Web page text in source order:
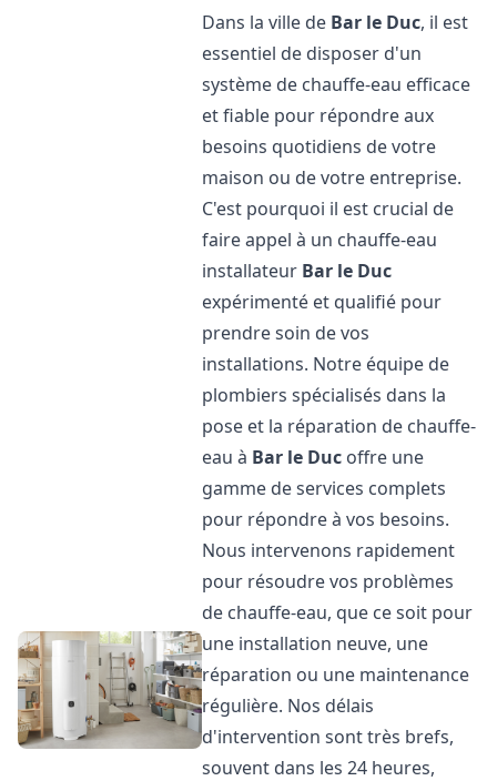
Dans la ville de Bar le Duc, il est
essentiel de disposer d'un
système de chauffe-eau efficace
et fiable pour répondre aux
besoins quotidiens de votre
maison ou de votre entreprise.
C'est pourquoi il est crucial de
faire appel à un chauffe-eau
installateur Bar le Duc
expérimenté et qualifié pour
prendre soin de vos
installations. Notre équipe de
plombiers spécialisés dans la
pose et la réparation de chauffe-
eau à Bar le Duc offre une
gamme de services complets
pour répondre à vos besoins.
Nous intervenons rapidement
pour résoudre vos problèmes
de chauffe-eau, que ce soit pour
une installation neuve, une
réparation ou une maintenance
régulière. Nos délais
d'intervention sont très brefs,
souvent dans les 24 heures,